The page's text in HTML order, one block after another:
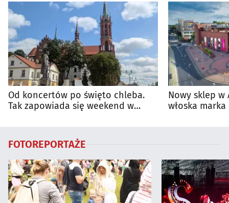
Od koncertów po święto chleba.
Tak zapowiada się weekend w
Nowy sklep w
włoska
FOTOREPORTAŻE